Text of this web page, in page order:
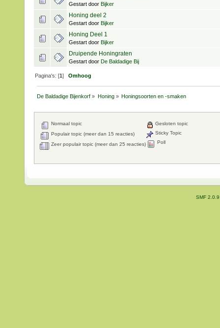
Gestart door Bijker
Honing deel 2
Gestart door Bijker
Honing Deel 1
Gestart door Bijker
Druipende Honingraten
Gestart door De Baldadige Bij
Pagina's: [1]Omhoog
De Baldadige Bijenkorf » Honing» Honingsoorten en -smaken
Normaal topic
Populair topic (meer dan 15 reacties)
Zeer populair topic (meer dan 25 reacties)
Gesloten topic
Sticky Topic
Poll
SMF 2.0.9